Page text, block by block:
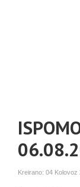
Kreirano: 04 Kolovoz